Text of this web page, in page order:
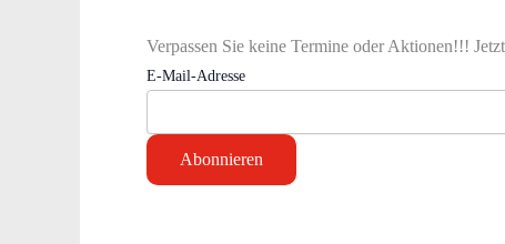
Verpassen Sie keine Termine oder Aktionen!!!
E-Mail-Adresse